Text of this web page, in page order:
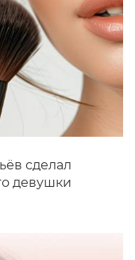
сделал
девушки